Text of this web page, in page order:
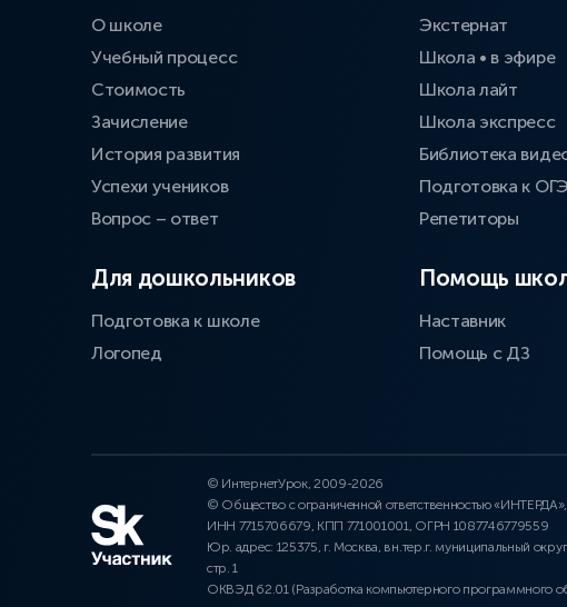
О школе
Учебный процесс
Стоимость
Зачисление
История развития
Успехи учеников
Вопрос – ответ
Для дошкольников
Подготовка к школе
Логопед
Экстернат
Школа • в эфире
Школа лайт
Школа экспресс
Библиотека
Подготовка к
Репетиторы
Помощь
Наставник
Помощь с ДЗ
© ИнтернетУрок, 2009-2026
© Общество с ограниченной ответственностью
ИНН 7715706679, КПП 771001001, ОГРН 1087746779559
Юр. адрес: 125375, г. Москва, вн.тер.г. муниципальный
стр. 1
ОКВЭД 62.01 (Разработка компьютерного программного